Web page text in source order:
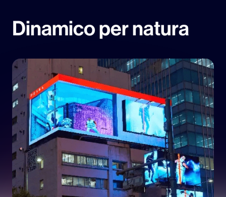
Dinamico per natura